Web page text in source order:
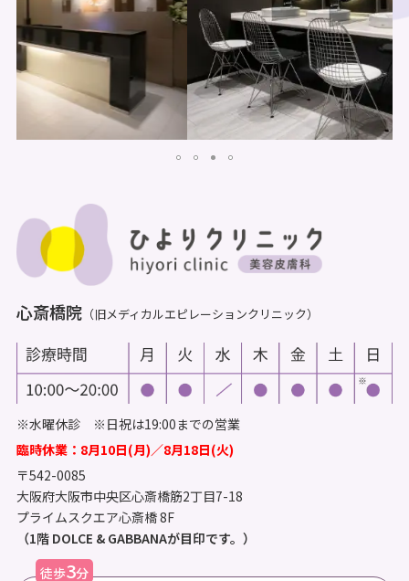
心斎橋院 （旧メディカルエピレーションクリニック）
※水曜休診 ※日祝は19:00までの営業
臨時休業：8月10日(月)／8月18日(火)
〒542-0085
大阪府大阪市中央区心斎橋筋2丁目7-18
プライムスクエア心斎橋 8F
（1階 DOLCE & GABBANAが目印です。）
徒歩3分